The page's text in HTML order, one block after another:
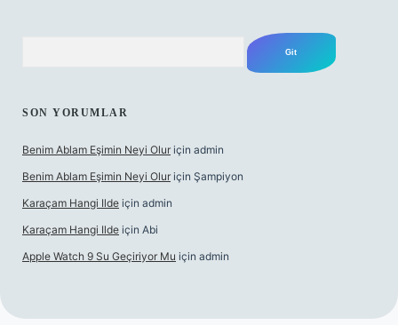
SON YORUMLAR
Benim Ablam Eşimin Neyi Olur için admin
Benim Ablam Eşimin Neyi Olur için Şampiyon
Karaçam Hangi Ilde için admin
Karaçam Hangi Ilde için Abi
Apple Watch 9 Su Geçiriyor Mu için admin